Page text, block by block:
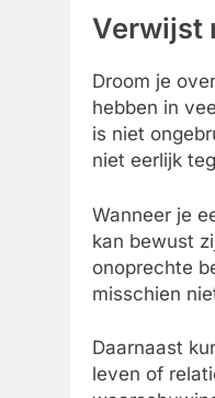
Verwijst
Droom je
hebben in
is niet
niet eerlijk
Wanneer je
kan bewust
onoprechte
misschien
Daarnaast
leven of